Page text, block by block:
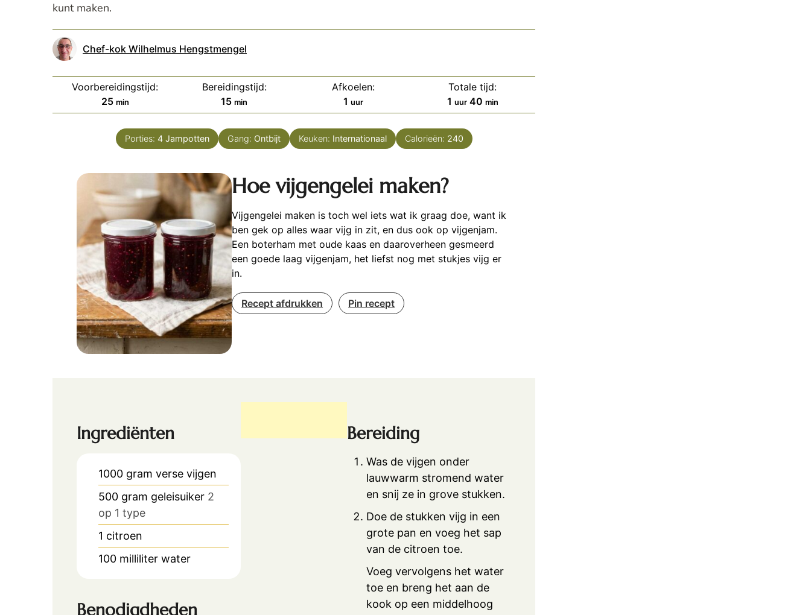
kunt maken.
Chef-kok Wilhelmus Hengstmengel
Voorbereidingstijd:
25minuten
min
Bereidingstijd:
15minuten
min
Afkoelen:
1 uur
uur
Totale tijd:
1 uur
uur 40minuten
min
Porties: 4 Jampotten Gang: Ontbijt Keuken: Internationaal Calorieën: 240
Hoe vijgengelei maken?
Vijgengelei maken is toch wel iets wat ik graag doe, want ik
ben gek op alles waar vijg in zit, en dus ook op vijgenjam.
Een boterham met oude kaas en daaroverheen gesmeerd
een goede laag vijgenjam, het liefst nog met stukjes vijg er
in.
Recept afdrukken Pin recept
Ingrediënten
1000 gram verse vijgen
500 gram geleisuiker 2
op 1 type
1 citroen
100 milliliter water
Benodigdheden
Bereiding
Was de vijgen onder
lauwwarm stromend water
en snij ze in grove stukken.
Doe de stukken vijg in een
grote pan en voeg het sap
van de citroen toe.
Voeg vervolgens het water
toe en breng het aan de
kook op een middelhoog